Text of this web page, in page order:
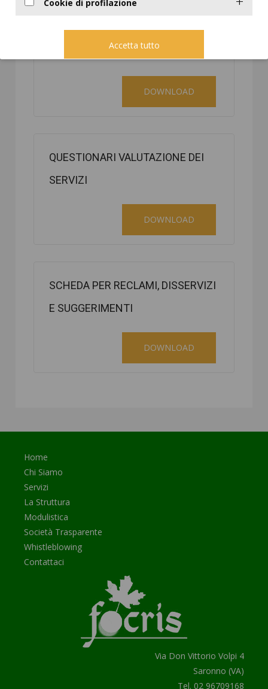
MODELLO CONTRATTO
D'INGRESSO
DOWNLOAD
QUESTIONARI VALUTAZIONE DEI
SERVIZI
DOWNLOAD
SCHEDA PER RECLAMI, DISSERVIZI
E SUGGERIMENTI
DOWNLOAD
Home
Chi Siamo
Servizi
La Struttura
Modulistica
Società Trasparente
Whistleblowing
Contattaci
Via Don Vittorio Volpi 4
Saronno (VA)
Tel. 02 96709168